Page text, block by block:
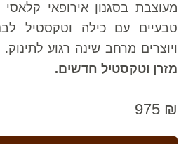
מעוצבת בסגנון אירופאי
טבעיים עם כילה וטקסטיל
ויוצרים מרחב שינה רגוע לתינוק.
מזרן וטקסטיל חדשים.
₪
975